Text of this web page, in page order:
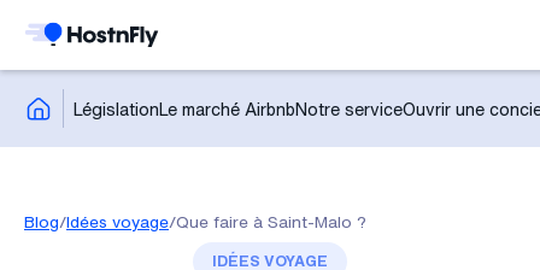
LégislationLe marché AirbnbNotre serviceOuvrir une
Blog/Idées voyage/Que faire à Saint-Malo ?
IDÉES VOYAGE